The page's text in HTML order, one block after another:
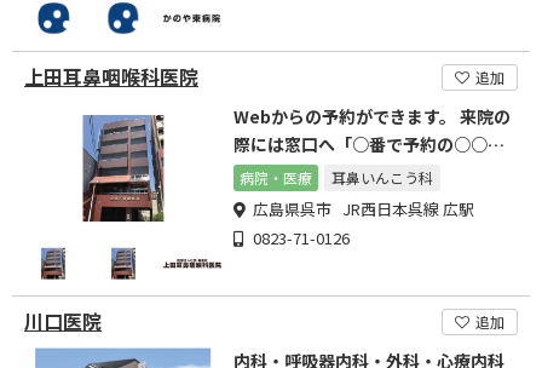
上田耳鼻咽喉科医院 追加
Webからの予約ができます。 来院の
際には窓口へ「○番で予約の○○で
す」とお伝えください。
病院・医療 耳鼻いんこう科
広島県呉市 JR西日本呉線 広駅
0823-71-0126
川口医院 追加
内科・呼吸器内科・外科・心療内科